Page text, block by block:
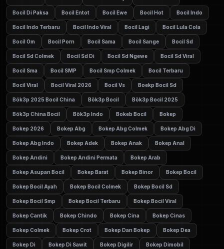
Bocil Di Paksa Bocil Entot Bocil Ewe Bocil Hot Bocil Indo
Bocil Indo Terbaru Bocil Indo Viral Bocil Lagi Bocil Lula Cola
Bocil Om Bocil Porn Bocil Sama Bocil Sange Bocil Sd
Bocil Sd Colmek Bocil Sd Di Bocil Sd Ngewe Bocil Sd Viral
Bocil Sma Bocil SMP Bocil Smp Colmek Bocil Terbaru
Bocil Viral Bocil Viral 2026 Bocil Vs Boekp Bocil Sd
Bök3p 2025 Bocil China Bök3p Bocil Bök3p Bocil 2025
Bök3p China Bocil Bök3p Indo Bokeb Bocil Bokep
Bokep 2026 Bokep Abg Bokep Abg Colmek Bokep Abg Di
Bokep Abg Indo Bokep Adek Bokep Anak Bokep Anal
Bokep Andini Bokep Andini Permata Bokep Arab
Bokep Asupan Bocil Bokep Barat Bokep Binor Bokep Bocil
Bokep Bocil Ayah Bokep Bocil Colmek Bokep Bocil Sd
Bokep Bocil Smp Bokep Bocil Terbaru Bokep Bocil Viral
Bokep Cantik Bokep Chindo Bokep Cina Bokep Cinas
Bokep Colmek Bokep Crot Bokep Dan Bokep Bokep Dea
Bokep Di Bokep Di Sawit Bokep Digilir Bokep Dimobil